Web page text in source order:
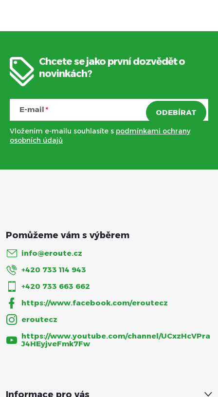
Z
á
p
a
t
Chcete se jako první dozvědět o
novinkách?
E-mail
Vložením e-mailu souhlasíte s podmínkami ochrany
osobních údajů
ODEBÍRAT
info@eroute.cz
+420 733 114 943
+420 733 663 662
https://www.facebook.com/eroutecz
eroutecz
https://www.youtube.com/channel/UCxzHcVPra
J4HEyjveFmk7Fw
Informace pro vás